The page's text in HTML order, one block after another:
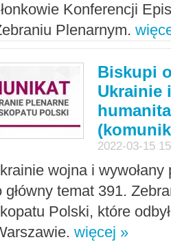
Konferencji
Plenarnym.
Biskupi
Ukrainie
2022-03-15
wojna i
główny temat 391.
Polski, które
więcej »